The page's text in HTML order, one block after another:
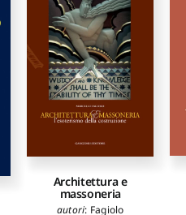
Architettura e
massoneria
autori: Fagiolo